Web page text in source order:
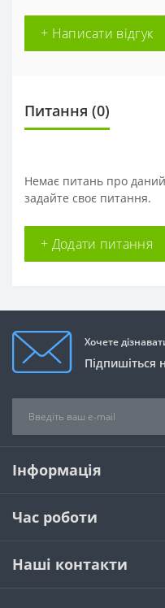
+ Написати відгук
Питання (0)
Немає питань про
задайте своє питання.
+ Додати питання
Хочете
Підпишіться
Інформація
Час роботи
Наші контакти